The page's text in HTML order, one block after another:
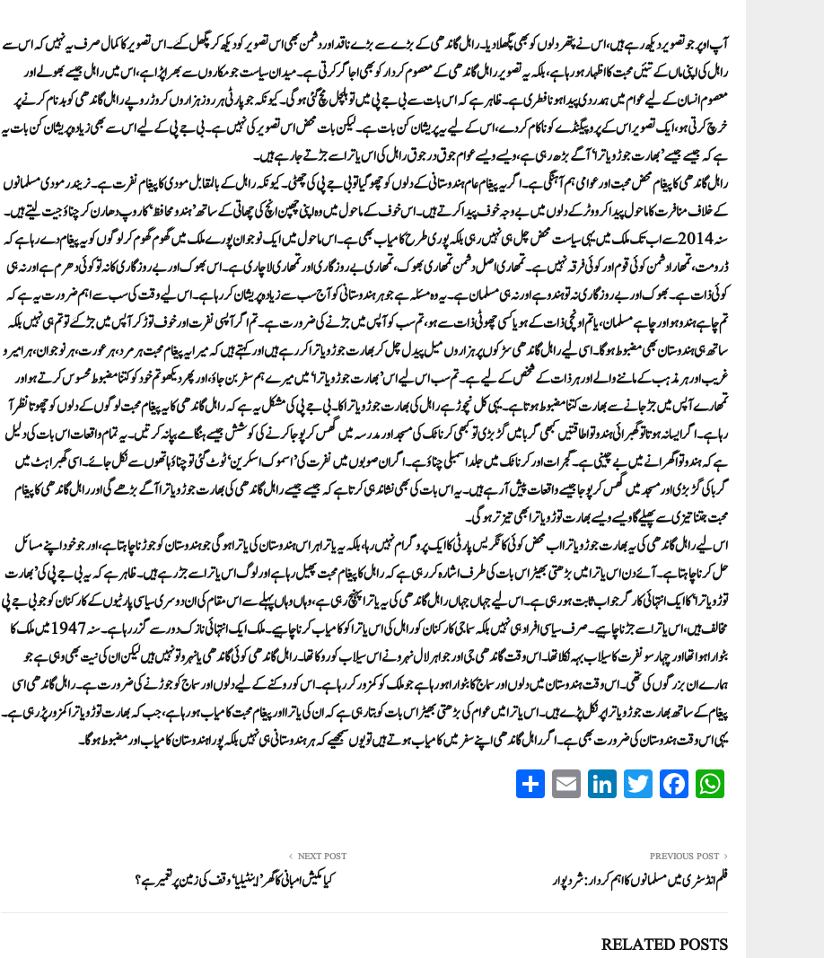
آپ اوپر جو تصویر دیکھ رہے ہیں، اس نے پتھر دلوں کو بھی پگھلا دیا۔ راہل گاندھی کے بڑے سے بڑے ناقد اور دشمن بھی اس تصویر کو دیکھ کر پگھل گئے۔ اس تصویر کا کمال صرف یہ نہیں کہ اس سے
راہل کی اپنی ماں کے تئیں محبت کا اظہار ہو رہا ہے، بلکہ یہ تصویر راہل گاندھی کے معصوم کردار کو بھی اجاگر کرتی ہے۔ میدان سیاست جو مکاروں سے بھرا پڑا ہے، اس میں راہل جیسے بھولے اور
معصوم انسان کے لیے عوام میں ہمدردی پیدا ہونا فطری ہے۔ ظاہر ہے کہ اس بات سے بی جے پی میں تو ہلچل مچ گئی ہوگی۔ کیونکہ جو پارٹی ہر روز ہزاروں کروڑ روپے راہل گاندھی کو بدنام کرنے پر
خرچ کرتی ہو، ایک تصویر اس کے پروپیگنڈے کو ناکام کر دے، اس کے لیے یہ پریشان کن بات ہے۔ لیکن بات محض اس تصویر کی نہیں ہے۔ بی جے پی کے لیے اس سے بھی زیادہ پریشان کن بات یہ
ہے کہ جیسے جیسے ’بھارت جوڑو یاترا‘ آگے بڑھ رہی ہے، ویسے ویسے عوام جوق در جوق راہل کی اس یاترا سے جڑتے جا رہے ہیں۔
راہل گاندھی کا پیغام محض محبت اور عوامی ہم آہنگی ہے۔ اگر یہ پیغام عام ہندوستانی کے دلوں کو چھو گیا تو بی جے پی کی چھٹی۔ کیونکہ راہل کے بالمقابل مودی کا پیغام نفرت ہے۔ نریندر مودی مسلمانوں
کے خلاف منافرت کا ماحول پیدا کر ووٹر کے دلوں میں بے وجہ خوف پیدا کرتے ہیں۔ اس خوف کے ماحول میں وہ اپنی چھپن انچ کی چھاتی کے ساتھ ’ہندو محافظ‘ کا روپ دھارن کر چناؤ جیت لیتے ہیں۔
سنہ 2014 سے اب تک ملک میں یہی سیاست محض چل ہی نہیں رہی بلکہ پوری طرح کامیاب بھی ہے۔اس ماحول میں ایک نوجوان پورے ملک میں گھوم گھوم کر لوگوں کو یہ پیغام دے رہا ہے کہ
ڈرو مت، تمھارا دشمن کوئی قوم اور کوئی فرقہ نہیں ہے۔ تمھاری اصل دشمن تمھاری بھوک، تمھاری بے روزگاری اور تمھاری لاچاری ہے۔ اس بھوک اور بے روزگاری کا نہ تو کوئی دھرم ہے اور نہ ہی
کوئی ذات ہے۔ بھوک اور بے روزگاری نہ تو ہندو ہے اور نہ ہی مسلمان ہے۔ یہ وہ مسئلہ ہے جو ہر ہندوستانی کو آج سب سے زیادہ پریشان کر رہا ہے۔ اس لیے وقت کی سب سے اہم ضرورت یہ ہے کہ
تم چاہے ہندو ہو اور چاہے مسلمان، یا تم اونچی ذات کے ہو یا کسی چھوٹی ذات سے ہو، تم سب کو آپس میں جڑنے کی ضرورت ہے۔ تم اگر آپسی نفرت اور خوف توڑ کر آپس میں جڑ گئے تو تم ہی نہیں بلکہ
ساتھ ہی ہندوستان بھی مضبوط ہوگا۔ اسی لیے راہل گاندھی سڑکوں پر ہزاروں میل پیدل چل کر بھارت جوڑو یاترا کر رہے ہیں اور کہتے ہیں کہ میرا یہ پیغام محبت ہر مرد، ہر عورت، ہر نوجوان، ہر امیر و
غریب اور ہر مذہب کے ماننے والے اور ہر ذات کے شخص کے لیے ہے۔ تم سب اس لیے اس ’بھارت جوڑو یاترا‘ میں میرے ہم سفر بن جاؤ، اور پھر دیکھو تم خود کو کتنا مضبوط محسوس کرتے ہو اور
تمھارے آپس میں جڑ جانے سے بھارت کتنا مضبوط ہوتا ہے۔ یہی کل نچوڑ ہے راہل کی بھارت جوڑو یاترا کا۔بی جے پی کی مشکل یہ ہے کہ راہل گاندھی کا یہ پیغام محبت لوگوں کے دلوں کو چھوتا نظر آ
رہا ہے۔ اگر ایسا نہ ہوتا تو گھبرائی ہندوتوا طاقتیں کبھی گربا میں گڑبڑی تو کبھی کرناٹک کی مسجد اور مدرسہ میں گھس کر پوجا کرنے کی کوشش جیسے ہنگامے بپا نہ کرتیں۔ یہ تمام واقعات اس بات کی دلیل
ہے کہ ہندوتوا گھرانے میں بے چینی ہے۔ گجرات اور کرناٹک میں جلد اسمبلی چناؤ ہے۔ اگر ان صوبوں میں نفرت کی ’اسموک اسکرین‘ ٹوٹ گئی تو چناؤ ہاتھوں سے نکل جائے۔ اسی گھبراہٹ میں
گربا کی گڑبڑی اور مسجد میں گھس کر پوجا جیسے واقعات پیش آ رہے ہیں۔ یہ اس بات کی بھی نشاندہی کرتا ہے کہ جیسے جیسے راہل گاندھی کی بھارت جوڑو یاترا آگے بڑھے گی اور راہل گاندھی کا پیغام
محبت جتنا تیزی سے پھیلے گا ویسے ویسے بھارت توڑو یاترا بھی تیز تر ہوگی۔
اس لیے راہل گاندھی کی یہ بھارت جوڑو یاترا اب محض کوئی کانگریس پارٹی کا ایک پروگرام نہیں رہا، بلکہ یہ یاترا ہر اس ہندوستان کی یاترا ہوگی جو ہندوستان کو جوڑنا چاہتا ہے، اور جو خود اپنے مسائل
حل کرنا چاہتا ہے۔ آئے دن اس یاترا میں بڑھتی بھیڑ اس بات کی طرف اشارہ کر رہی ہے کہ راہل کا پیغام محبت پھیل رہا ہے اور لوگ اس یاترا سے جڑ رہے ہیں۔ ظاہر ہے کہ یہ بی جے پی کی ’بھارت
توڑو یاترا‘ کا ایک انتہائی کارگر جواب ثابت ہو رہی ہے۔ اس لیے جہاں جہاں راہل گاندھی کی یہ یاترا پہنچ رہی ہے، وہاں وہاں پہلے سے اس مقام کی ان دوسری سیاسی پارٹیوں کے کارکنان کو جو بی جے پی
مخالف ہیں، اس یاترا سے جڑنا چاہیے۔ صرف سیاسی افراد ہی نہیں بلکہ سماجی کارکنان کو راہل کی اس یاترا کو کامیاب کرنا چاہیے۔ ملک ایک انتہائی نازک دور سے گزر رہا ہے۔ سنہ 1947 میں ملک کا
بٹوارا ہوا تھا اور چہار سو نفرت کا سیلاب بہہ نکلا تھا۔ اس وقت گاندھی جی اور جواہر لال نہرو نے اس سیلاب کو روکا تھا۔ راہل گاندھی کوئی گاندھی یا نہرو تو نہیں ہیں لیکن ان کی نیت بھی وہی ہے جو
ہمارے ان بزرگوں کی تھی۔ اس وقت ہندوستان میں دلوں اور سماج کا بٹوارا ہو رہا ہے جو ملک کو کمزور کر رہا ہے۔ اس کو روکنے کے لیے دلوں اور سماج کو جوڑنے کی ضرورت ہے۔ راہل گاندھی اسی
پیغام کے ساتھ بھارت جوڑو یاترا پر نکل پڑے ہیں۔ اس یاترا میں عوام کی بڑھتی بھیڑ اس بات کو بتا رہی ہے کہ ان کی یاترا اور پیغام محبت کامیاب ہو رہا ہے، جب کہ بھارت توڑو یاترا کمزور پڑ رہی ہے۔
یہی اس وقت ہندوستان کی ضرورت بھی ہے۔ اگر راہل گاندھی اپنے سفر میں کامیاب ہوتے ہیں تو یوں سمجھیے کہ ہر ہندوستانی ہی نہیں بلکہ پورا ہندوستان کامیاب اور مضبوط ہوگا۔
W
ha
A
pp
Fa
ce
ok
T
wi
r
Li
nk
In
E
m
PREVIOUS POST
فلم انڈسٹری میں مسلمانوں کا اہم کردار:شردپوار
NEXT POST
کیا مکیش امبانی کا گھر ’اینٹیلیا‘ وقف کی زمین پر تعمیر ہے؟
RELATED POSTS